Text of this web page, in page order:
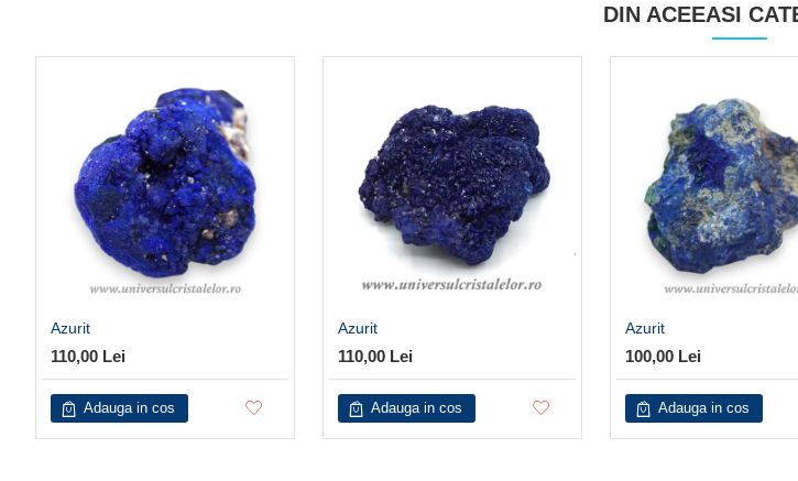
DIN ACEEASI
Azurit
110,00 Lei
Adauga in cos
Azurit
110,00 Lei
Adauga in cos
Azurit
100,00 Lei
Adauga in cos